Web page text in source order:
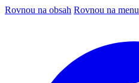
Rovnou na obsah Rovnou na menu